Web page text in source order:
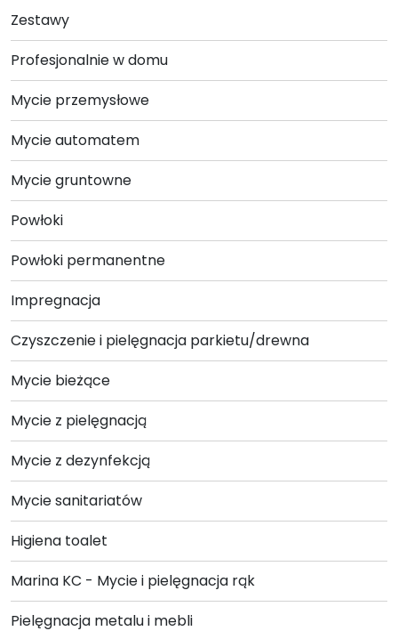
Zestawy
Profesjonalnie w domu
Mycie przemysłowe
Mycie automatem
Mycie gruntowne
Powłoki
Powłoki permanentne
Impregnacja
Czyszczenie i pielęgnacja parkietu/drewna
Mycie bieżące
Mycie z pielęgnacją
Mycie z dezynfekcją
Mycie sanitariatów
Higiena toalet
Marina KC - Mycie i pielęgnacja rąk
Pielęgnacja metalu i mebli
produktu